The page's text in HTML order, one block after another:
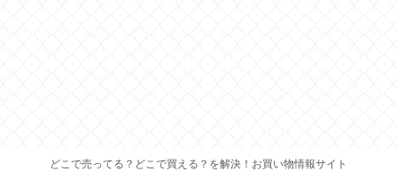
どこで売ってる？どこで買える？を解決！お買い物情報サイト